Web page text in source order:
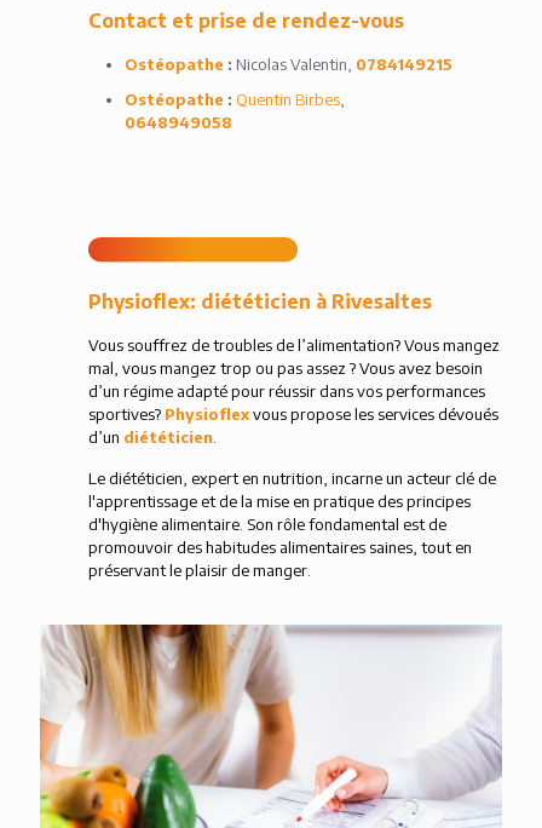
Contact et prise de rendez-vous
Ostéopathe : Nicolas Valentin, 0784149215
Ostéopathe : Quentin Birbes,
0648949058
Physioflex: diététicien à Rivesaltes
Vous souffrez de troubles de l’alimentation? Vous mangez
mal, vous mangez trop ou pas assez ? Vous avez besoin
d’un régime adapté pour réussir dans vos performances
sportives? Physioflexvous propose les services dévoués
d’un diététicien.
Le diététicien, expert en nutrition, incarne un acteur clé de
l'apprentissage et de la mise en pratique des principes
d'hygiène alimentaire. Son rôle fondamental est de
promouvoir des habitudes alimentaires saines, tout en
préservant le plaisir de manger.